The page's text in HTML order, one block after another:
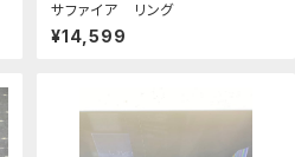
サファイア リング
¥14,599